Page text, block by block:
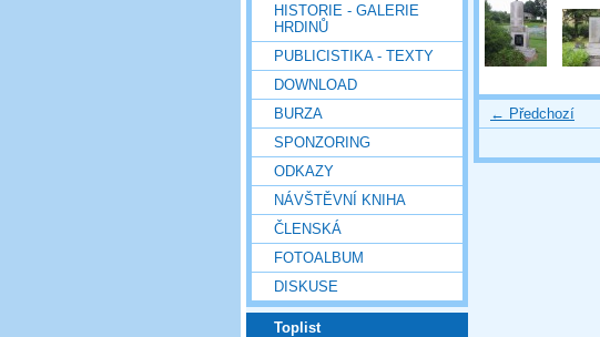
HISTORIE - GALERIE
HRDINŮ
PUBLICISTIKA - TEXTY
DOWNLOAD
BURZA
SPONZORING
ODKAZY
NÁVŠTĚVNÍ KNIHA
ČLENSKÁ
FOTOALBUM
DISKUSE
Toplist
← Předchozí